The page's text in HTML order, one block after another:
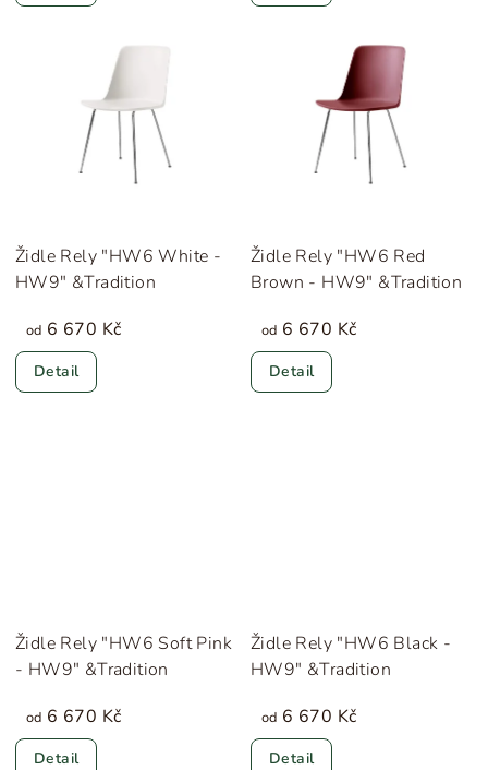
Židle Rely "HW6 White -
HW9" &Tradition
od 6 670 Kč
Detail
Židle Rely "HW6 Red
Brown - HW9" &Tradition
od 6 670 Kč
Detail
Židle Rely "HW6 Soft Pink
- HW9" &Tradition
od 6 670 Kč
Detail
Židle Rely "HW6 Black -
HW9" &Tradition
od 6 670 Kč
Detail